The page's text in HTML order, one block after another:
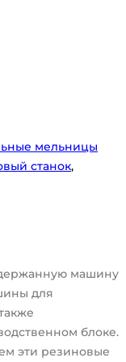
мельницы
станок,
машину
для
блоке.
эти резиновые